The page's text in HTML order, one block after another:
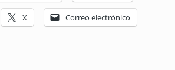
X Correo electrónico